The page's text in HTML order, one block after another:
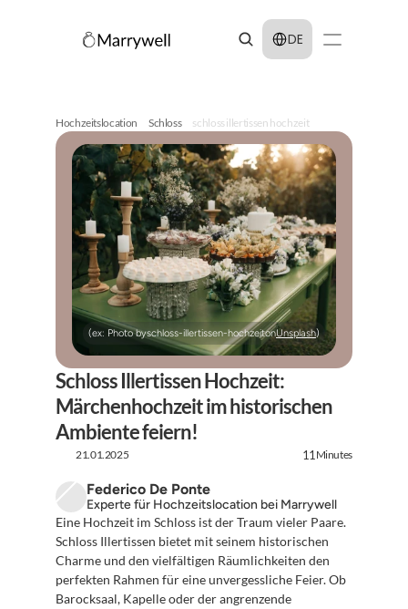
Select Language
DE
Hochzeitslocation Schloss schloss illertissen hochzeit
(ex: Photo byschloss-illertissen-hochzeitonUnsplash)
Schloss Illertissen Hochzeit:
Märchenhochzeit im historischen
Ambiente feiern!
21.01.2025 11 Minutes
Federico De Ponte
Experte für Hochzeitslocation bei Marrywell
Eine Hochzeit im Schloss ist der Traum vieler Paare.
Schloss Illertissen bietet mit seinem historischen
Charme und den vielfältigen Räumlichkeiten den
perfekten Rahmen für eine unvergessliche Feier. Ob
Barocksaal, Kapelle oder der angrenzende